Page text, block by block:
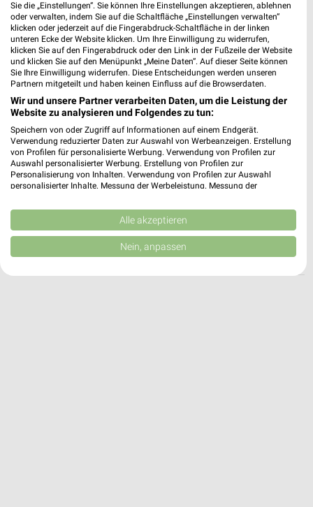
HKL BAUMASCHINEN Angebote in Hanau
Hanau, Deutschland
406,71 km
HKL BAUMASCHINEN Angebote in Weiterstadt
Weiterstadt, Deutschland
442,75 km
❯
HKL BAUMASCHINEN Angebote in Frankfurt
Frankfurt, Deutschland
419,05 km
Sie die „Einstellungen“. Sie können Ihre Einstellungen akzeptieren, ablehnen
oder verwalten, indem Sie auf die Schaltfläche „Einstellungen verwalten“
klicken oder jederzeit auf die Fingerabdruck-Schaltfläche in der linken
unteren Ecke der Website klicken. Um Ihre Einwilligung zu widerrufen,
klicken Sie auf den Fingerabdruck oder den Link in der Fußzeile der Website
und klicken Sie auf den Menüpunkt „Meine Daten“. Auf dieser Seite können
Sie Ihre Einwilligung widerrufen. Diese Entscheidungen werden unseren
Partnern mitgeteilt und haben keinen Einfluss auf die Browserdaten.
Wir und unsere Partner verarbeiten Daten, um die Leistung der
Website zu analysieren und Folgendes zu tun:
Speichern von oder Zugriff auf Informationen auf einem Endgerät.
Verwendung reduzierter Daten zur Auswahl von Werbeanzeigen. Erstellung
von Profilen für personalisierte Werbung. Verwendung von Profilen zur
Auswahl personalisierter Werbung. Erstellung von Profilen zur
Personalisierung von Inhalten. Verwendung von Profilen zur Auswahl
personalisierter Inhalte. Messung der Werbeleistung. Messung der
Kombinationen von Daten aus verschiedenen Quellen. Entwicklung und
Verbesserung der Angebote. Verwendung reduzierter Daten zur Auswahl
von Inhalten.
Daten können außerhalb der Europäischen Union weitergegeben und in die
USA gesendet werden.
Website/App.
Alle akzeptieren
Nein, anpassen